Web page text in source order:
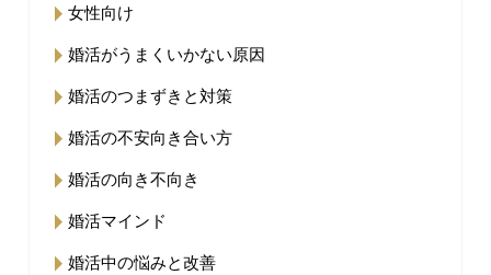
女性向け
婚活がうまくいかない原因
婚活のつまずきと対策
婚活の不安向き合い方
婚活の向き不向き
婚活マインド
婚活中の悩みと改善